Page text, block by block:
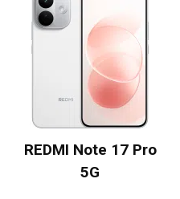
REDMI Note 17 Pro
5G